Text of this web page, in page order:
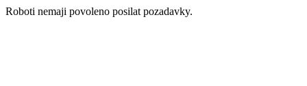
Roboti nemaji povoleno posilat pozadavky.